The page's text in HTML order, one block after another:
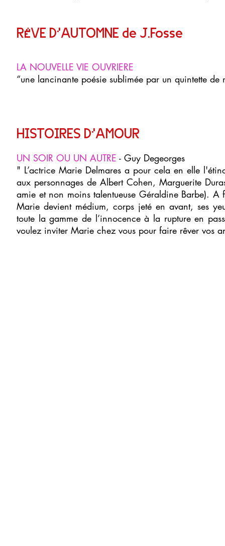
RÊVE D’AUTOMNE de J.Fosse
LA NOUVELLE VIE OUVRIERE
“une lancinante poésie sublimée par un quintette
HISTOIRES D'AMOUR
UN SOIR OU UN AUTRE - Guy Degeorges
" L’actrice Marie Delmares a pour cela en elle
aux personnages de Albert Cohen, Marguerite
amie et non moins talentueuse Géraldine Barbe).
Marie devient médium, corps jeté en avant, ses
toute la gamme de l’innocence à la rupture en
voulez inviter Marie chez vous pour faire rêver vos